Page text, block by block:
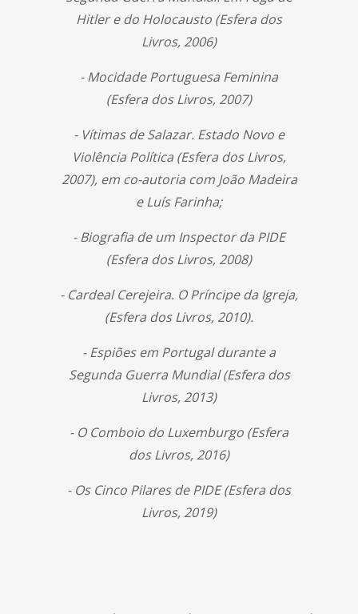
Hitler e do Holocausto (Esfera dos
Livros, 2006)
- Mocidade Portuguesa Feminina
(Esfera dos Livros, 2007)
- Vítimas de Salazar. Estado Novo e
Violência Política (Esfera dos Livros,
2007), em co-autoria com João Madeira
e Luís Farinha;
- Biografia de um Inspector da PIDE
(Esfera dos Livros, 2008)
- Cardeal Cerejeira. O Príncipe da Igreja,
(Esfera dos Livros, 2010).
- Espiões em Portugal durante a
Segunda Guerra Mundial (Esfera dos
Livros, 2013)
- O Comboio do Luxemburgo (Esfera
dos Livros, 2016)
- Os Cinco Pilares de PIDE (Esfera dos
Livros, 2019)